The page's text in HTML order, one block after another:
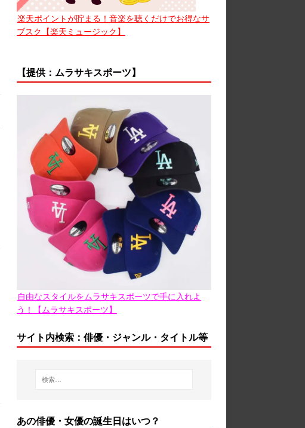
楽天ポイントが貯まる！音楽を聴くだけでお得なサ
ブスク【楽天ミュージック】
【提供：ムラサキスポーツ】
自由なスタイルをムラサキスポーツで手に入れよ
う！【ムラサキスポーツ】
サイト内検索：俳優・ジャンル・タイトル等
あの俳優・女優の誕生日はいつ？